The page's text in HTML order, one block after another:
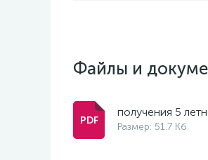
Файлы и
получения 5
Размер: 51.7 Кб